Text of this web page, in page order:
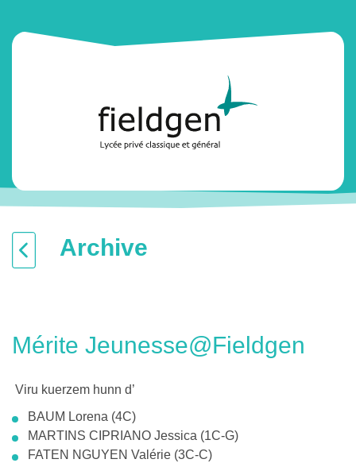
Archive
Mérite Jeunesse@Fieldgen
Viru kuerzem hunn d’
BAUM Lorena (4C)
MARTINS CIPRIANO Jessica (1C-G)
FATEN NGUYEN Valérie (3C-C)